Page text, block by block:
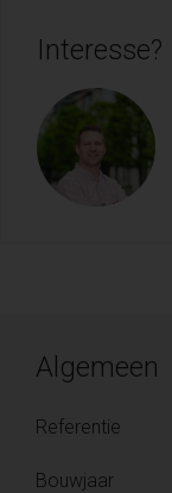
Interesse?
Algemeen
Referentie
Bouwjaar